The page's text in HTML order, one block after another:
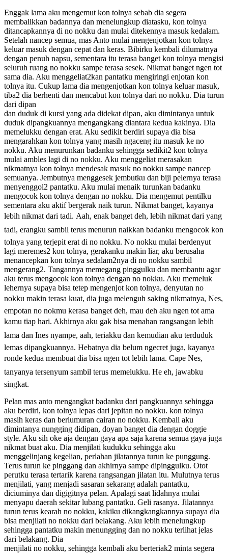
Enggak lama aku mengemut kon tolnya sebab dia segera
membalikkan badannya dan menelungkup diatasku, kon tolnya
ditancapkannya di no nokku dan mulai ditekennya masuk kedalam.
Setelah nancep semua, mas Anto mulai mengenjotkan kon tolnya
keluar masuk dengan cepat dan keras. Bibirku kembali dilumatnya
dengan penuh napsu, sementara itu terasa banget kon tolnya mengisi
seluruh ruang no nokku sampe terasa sesek. Nikmat banget ngen tot
sama dia. Aku menggeliat2kan pantatku mengiringi enjotan kon
tolnya itu. Cukup lama dia mengenjotkan kon tolnya keluar masuk,
tiba2 dia berhenti dan mencabut kon tolnya dari no nokku. Dia turun
dari dipan
dan duduk di kursi yang ada didekat dipan, aku dimintanya untuk
duduk dipangkuannya mengangkang diantara kedua kakinya. Dia
memelukku dengan erat. Aku sedikit berdiri supaya dia bisa
mengarahkan kon tolnya yang masih ngaceng itu masuk ke no
nokku. Aku menurunkan badanku sehingga sedikit2 kon tolnya
mulai ambles lagi di no nokku. Aku menggeliat merasakan
nikmatnya kon tolnya mendesak masuk no nokku sampe nancep
semuanya. Jembutnya menggesek jembutku dan biji pelernya terasa
menyenggol2 pantatku. Aku mulai menaik turunkan badanku
mengocok kon tolnya dengan no nokku. Dia mengemut pentilku
sementara aku aktif bergerak naik turun. Nikmat banget, kayanya
lebih nikmat dari tadi. Aah, enak banget deh, lebih nikmat dari yang
tadi, erangku sambil terus menurun naikkan badanku mengocok kon
tolnya yang terjepit erat di no nokku. No nokku mulai berdenyut
lagi meremes2 kon tolnya, gerakanku makin liar, aku berusaha
menancepkan kon tolnya sedalam2nya di no nokku sambil
mengerang2. Tangannya memegang pinggulku dan membantu agar
aku terus mengocok kon tolnya dengan no nokku. Aku memeluk
lehernya supaya bisa tetep mengenjot kon tolnya, denyutan no
nokku makin terasa kuat, dia juga melenguh saking nikmatnya, Nes,
empotan no nokmu kerasa banget deh, mau deh aku ngen tot ama
kamu tiap hari. Akhirnya aku gak bisa menahan rangsangan lebih
lama dan Ines nyampe, aah, teriakku dan kemudian aku terduduk
lemas dipangkuannya. Hebatnya dia belum ngecret juga, kayanya
ronde kedua membuat dia bisa ngen tot lebih lama. Cape Nes,
tanyanya tersenyum sambil terus memelukku. He eh, jawabku
singkat.
Pelan mas anto mengangkat badanku dari pangkuannya sehingga
aku berdiri, kon tolnya lepas dari jepitan no nokku. kon tolnya
masih keras dan berlumuran cairan no nokku. Kembali aku
dimintanya nungging didipan, doyan banget dia dengan doggie
style. Aku sih oke aja dengan gaya apa saja karena semua gaya juga
nikmat buat aku. Dia menjilati kudukku sehingga aku
menggelinjang kegelian, perlahan jilatannya turun ke punggung.
Terus turun ke pinggang dan akhirnya sampe dipinggulku. Otot
perutku terasa tertarik karena rangsangan jilatan itu. Mulutnya terus
menjilati, yang menjadi sasaran sekarang adalah pantatku,
diciuminya dan digigitnya pelan. Apalagi saat lidahnya mulai
menyapu daerah sekitar lubang pantatku. Geli rasanya. Jilatannya
turun terus kearah no nokku, kakiku dikangkangkannya supaya dia
bisa menjilati no nokku dari belakang. Aku lebih menelungkup
sehingga pantatku makin menungging dan no nokku terlihat jelas
dari belakang. Dia
menjilati no nokku, sehingga kembali aku berteriak2 minta segera